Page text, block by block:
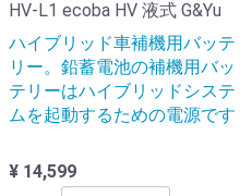
HV-L1 ecoba HV 液式 G&Yu
ハイブリッド車補機用バッテ
リー。鉛蓄電池の補機用バッ
テリーはハイブリッドシステ
ムを起動するための電源です
¥ 14,599